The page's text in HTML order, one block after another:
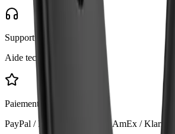
Support 24/7
Aide technique experte
Paiement sécurisé
PayPal / MasterCard / Visa / AmEx / Klarna ...